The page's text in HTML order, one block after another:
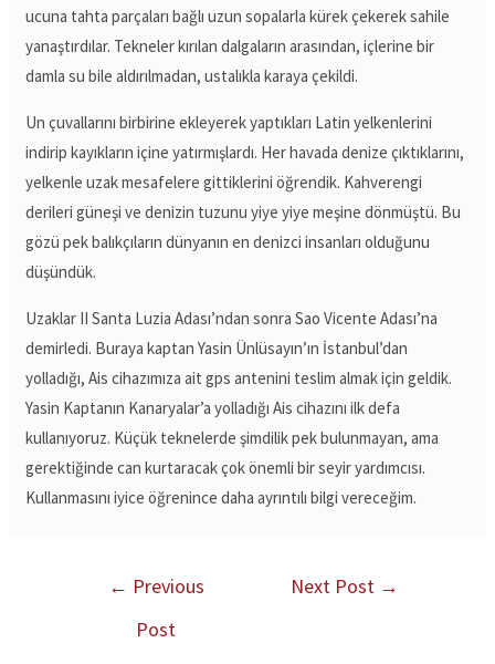
ucuna tahta parçaları bağlı uzun sopalarla kürek çekerek sahile
yanaştırdılar. Tekneler kırılan dalgaların arasından, içlerine bir
damla su bile aldırılmadan, ustalıkla karaya çekildi.
Un çuvallarını birbirine ekleyerek yaptıkları Latin yelkenlerini
indirip kayıkların içine yatırmışlardı. Her havada denize çıktıklarını,
yelkenle uzak mesafelere gittiklerini öğrendik. Kahverengi
derileri güneşi ve denizin tuzunu yiye yiye meşine dönmüştü. Bu
gözü pek balıkçıların dünyanın en denizci insanları olduğunu
düşündük.
Uzaklar II Santa Luzia Adası’ndan sonra Sao Vicente Adası’na
demirledi. Buraya kaptan Yasin Ünlüsayın’ın İstanbul’dan
yolladığı, Ais cihazımıza ait gps antenini teslim almak için geldik.
Yasin Kaptanın Kanaryalar’a yolladığı Ais cihazını ilk defa
kullanıyoruz. Küçük teknelerde şimdilik pek bulunmayan, ama
gerektiğinde can kurtaracak çok önemli bir seyir yardımcısı.
Kullanmasını iyice öğrenince daha ayrıntılı bilgi vereceğim.
← Previous
Post
Next Post →